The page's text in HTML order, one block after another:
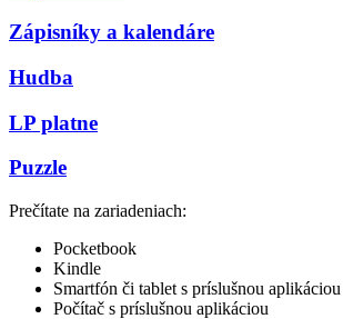
Zápisníky a kalendáre
Hudba
LP platne
Puzzle
Prečítate na zariadeniach:
Pocketbook
Kindle
Smartfón či tablet s príslušnou aplikáciou
Počítač s príslušnou aplikáciou